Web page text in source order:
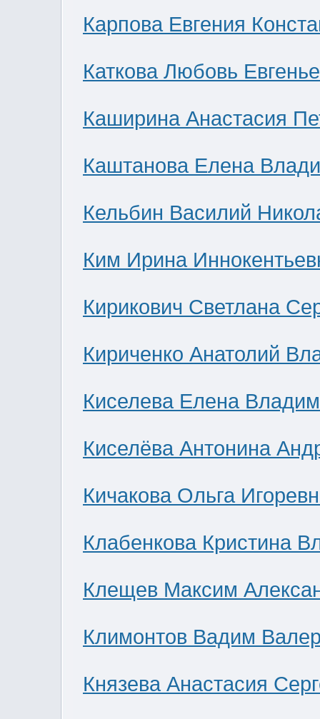
Карпова Евгения
Каткова Любовь
Каширина Анастасия
Каштанова Елена
Кельбин Василий
Ким Ирина
Кирикович Светлана
Кириченко Анатолий
Киселева Елена
Киселёва Антонина
Кичакова Ольга
Клабенкова Кристина
Клещев Максим
Климонтов Вадим
Князева Анастасия